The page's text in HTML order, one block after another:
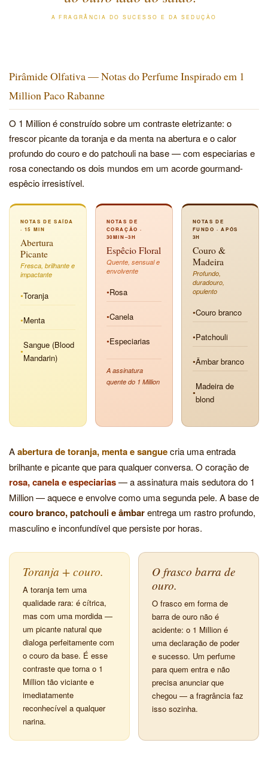
A FRAGRÂNCIA DO SUCESSO E DA SEDUÇÃO
Pirâmide Olfativa — Notas do Perfume Inspirado em 1
Million Paco Rabanne
O 1 Million é construído sobre um contraste eletrizante: o
frescor picante da toranja e da menta na abertura e o calor
profundo do couro e do patchouli na base — com especiarias e
rosa conectando os dois mundos em um acorde gourmand-
espêcio irresistível.
NOTAS DE SAÍDA
· 15 MIN
Abertura
Picante
Fresca, brilhante e
impactante
●Toranja
●Menta
●
Sangue (Blood
Mandarin)
NOTAS DE
CORAÇÃO ·
30MIN–3H
Espêcio Floral
Quente, sensual e
envolvente
●Rosa
●Canela
●Especiarias
A assinatura
quente do 1 Million
NOTAS DE
FUNDO · APÓS
3H
Couro &
Madeira
Profundo,
duradouro,
opulento
●Couro branco
●Patchouli
●Âmbar branco
●
Madeira de
blond
Aabertura de toranja, menta e sanguecria uma entrada
brilhante e picante que para qualquer conversa. O coração de
rosa, canela e especiarias— a assinatura mais sedutora do 1
Million — aquece e envolve como uma segunda pele. A base de
couro branco, patchouli e âmbarentrega um rastro profundo,
masculino e inconfundível que persiste por horas.
Toranja + couro.
A toranja tem uma
qualidade rara: é cítrica,
mas com uma mordida —
um picante natural que
dialoga perfeitamente com
o couro da base. É esse
contraste que torna o 1
Million tão viciante e
imediatamente
reconhecível a qualquer
narina.
O frasco barra de
ouro.
O frasco em forma de
barra de ouro não é
acidente: o 1 Million é
uma declaração de poder
e sucesso. Um perfume
para quem entra e não
precisa anunciar que
chegou — a fragrância faz
isso sozinha.